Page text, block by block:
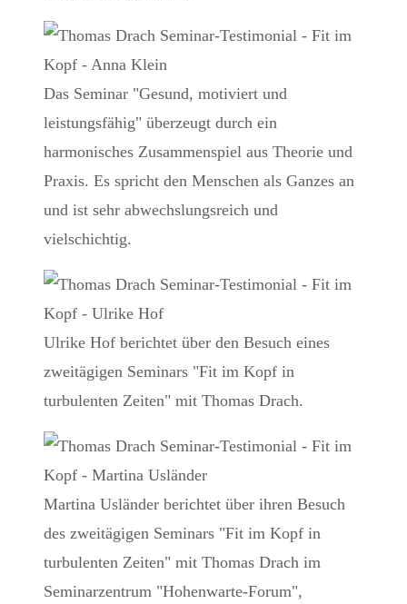
Das Seminar "Gesund, motiviert und
leistungsfähig" überzeugt durch ein
harmonisches Zusammenspiel aus Theorie und
Praxis. Es spricht den Menschen als Ganzes an
und ist sehr abwechslungsreich und
vielschichtig.
Ulrike Hof berichtet über den Besuch eines
zweitägigen Seminars "Fit im Kopf in
turbulenten Zeiten" mit Thomas Drach.
Martina Usländer berichtet über ihren Besuch
des zweitägigen Seminars "Fit im Kopf in
turbulenten Zeiten" mit Thomas Drach im
Seminarzentrum "Hohenwarte-Forum",